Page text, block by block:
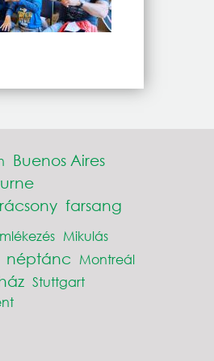
Buenos Aires
farsang
Mikulás
néptánc Montreál
Stuttgart